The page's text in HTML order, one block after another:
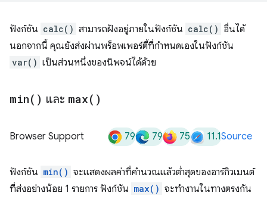
ฟังก์ชัน calc() สามารถฝังอยู่ภายในฟังก์ชัน calc() อื่นได้
นอกจากนี้ คุณยังส่งผ่านพร็อพเพอร์ตี้ที่กำหนดเองในฟังก์ชัน
var() เป็นส่วนหนึ่งของนิพจน์ได้ด้วย
min( ) และ max( )
Browser Support 79 79 75 11.1Source
ฟังก์ชัน min() จะแสดงผลค่าที่คำนวณแล้วต่ำสุดของอาร์กิวเมนต์
ที่ส่งอย่างน้อย 1 รายการ ฟังก์ชัน max() จะทํางานในทางตรงกัน